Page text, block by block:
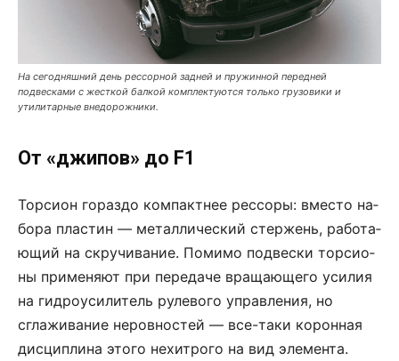
На сегодняшний день рессорной задней и пружинной передней
подвесками с жесткой балкой комплектуются только грузовики и
утилитарные внедорожники.
От «джипов» до F1
Тор­си­он го­раз­до ком­пакт­нее рес­со­ры: вме­с­то на­
бо­ра пла­с­тин — ме­тал­ли­че­с­кий стержень, ра­бо­та­
ю­щий на скру­чи­ва­ние. По­ми­мо под­ве­с­ки тор­си­о­
ны при­ме­ня­ют при пере­да­че вра­ща­ю­ще­го уси­лия
на ги­д­ро­уси­ли­тель ру­ле­во­го уп­рав­ле­ния, но
сглаживание не­ров­но­с­тей — все-та­ки ко­рон­ная
дис­цип­ли­на это­го не­хи­т­ро­го на вид эле­мен­та.